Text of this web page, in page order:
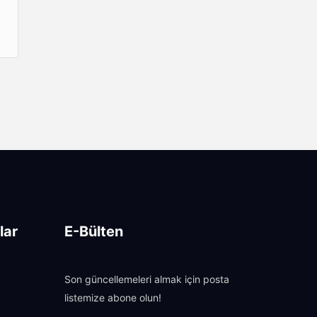
E-Bülten
Son güncellemeleri almak için posta
listemize abone olun!